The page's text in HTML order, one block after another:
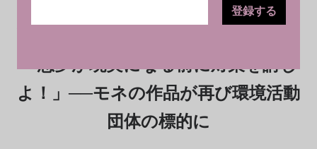
2024.06.03
「悪夢が現実になる前に対策を講じ
よ！」──モネの作品が再び環境活動
団体の標的に
登録する